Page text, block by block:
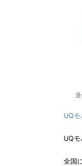
UQ
UQ
全国